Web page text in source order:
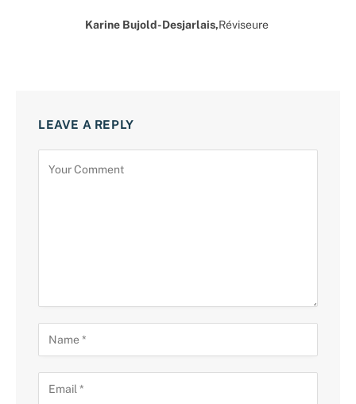
Karine Bujold-Desjarlais,Réviseure
LEAVE A REPLY